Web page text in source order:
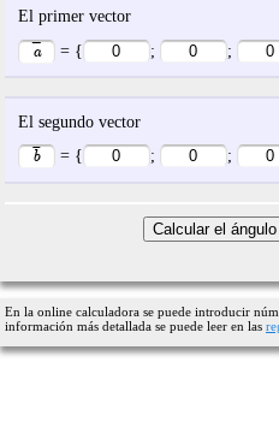
El primer vector
= {
; ;
El segundo vector
= {
; ;
En la online calculadora se puede introducir
información más detallada se puede leer en las